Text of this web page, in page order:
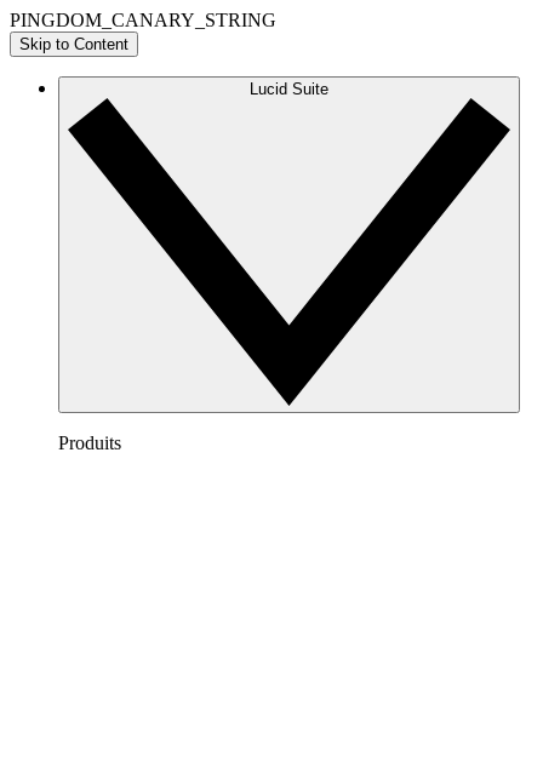
PINGDOM_CANARY_STRING
Skip to Content
Lucid Suite
Produits